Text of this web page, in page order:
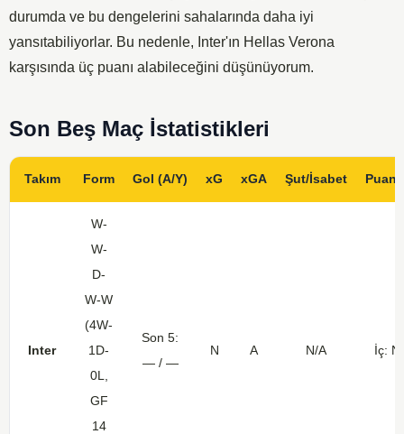
durumda ve bu dengelerini sahalarında daha iyi
yansıtabiliyorlar. Bu nedenle, Inter'ın Hellas Verona
karşısında üç puanı alabileceğini düşünüyorum.
Son Beş Maç İstatistikleri
Takım Form Gol (A/Y) xG xGA Şut/İsabet Puan
Inter
W-
W-
D-
W-W
(4W-
1D-
0L,
GF
14
Son 5:
— / —
N A N/A İç: